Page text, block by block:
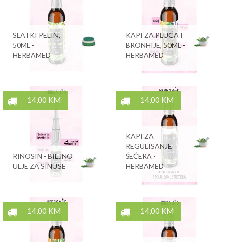
SLATKI PELIN,
50ML -
HERBAMED
KAPI ZA PLUĆA I
BRONHIJE, 50ML -
HERBAMED
14,00 KM
RINOSIN - BILJNO
ULJE ZA SINUSE
14,00 KM
KAPI ZA
REGULISANJE
ŠEĆERA -
HERBAMED
14,00 KM 14,00 KM